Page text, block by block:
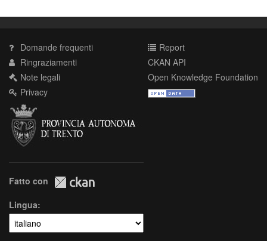
Domande frequenti
Ringraziamenti
Note legali
Privacy
Report
CKAN API
Open Knowledge Foundation
Fatto con
Lingua